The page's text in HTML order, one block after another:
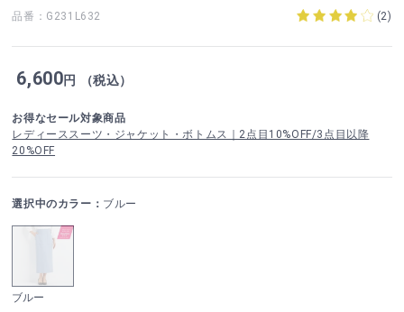
品番：G231L632 (2)
6,600円 （税込）
お得なセール対象商品
レディーススーツ・ジャケット・ボトムス｜2点目10%OFF/3点目以降
20%OFF
選択中のカラー： ブルー
ブルー